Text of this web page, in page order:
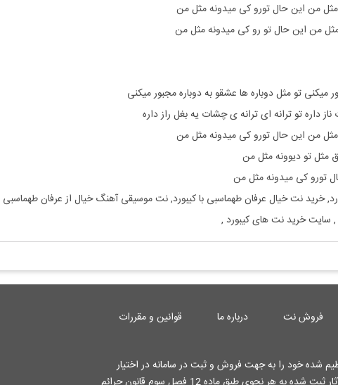
من این حال تورو کی میدونه مثل من
من این حال تو رو کی میدونه مثل من
تو مثل دوباره ها عشقو به دوباره مجبور میکنی
داره تو ترانه ای ترانه ی چشات یه بغل راز داره
من این حال تورو کی میدونه مثل من
مثل تو دیوونه مثل من
تورو کی میدونه مثل من
خرید نتخیال عرفان طهماسبی باکیبورد, نت موسیقی آهنگ خیال ازعرفان طهماسبی
, سایت خرید نت هایکیبورد ,
فروش نت درباره ما قوانین و مقررات
شده خود را به جهت فروش و ثبت در سامانه در اختیار